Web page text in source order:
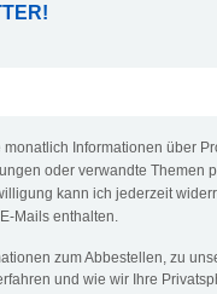
monatlich Informationen über
oder verwandte Themen
kann ich jederzeit
Mails enthalten.
zum Abbestellen, zu
und wie wir Ihre